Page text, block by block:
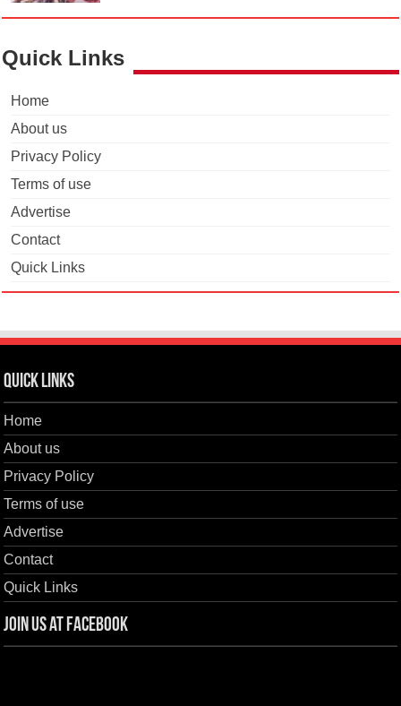
Quick Links
Home
About us
Privacy Policy
Terms of use
Advertise
Contact
Quick Links
Quick Links
Home
About us
Privacy Policy
Terms of use
Advertise
Contact
Quick Links
Join us at Facebook